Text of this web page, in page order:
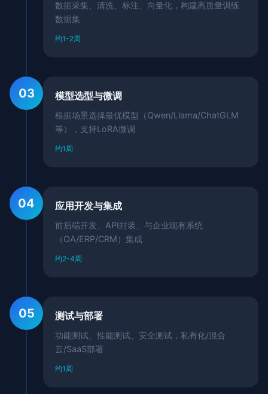
数据采集、清洗、标注、向量化，构建高质量训练
数据集
约1-2周
03 模型选型与微调
根据场景选择最优模型（Qwen/Llama/ChatGLM
等），支持LoRA微调
约1周
04 应用开发与集成
前后端开发、API封装、与企业现有系统
（OA/ERP/CRM）集成
约2-4周
05 测试与部署
功能测试、性能测试、安全测试，私有化/混合
云/SaaS部署
约1周